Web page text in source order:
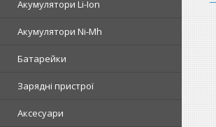
Акумулятори Li-Ion
Акумулятори Ni-Mh
Батарейки
Зарядні пристрої
Аксесуари